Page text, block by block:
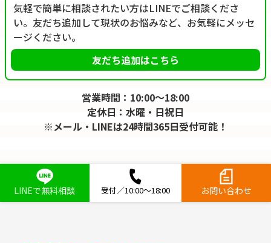
気軽で簡単に相談されたい方はLINEでご相談くださ
い。友だち追加して現状のお悩みなど、お気軽にメッセ
ージください。
友だち追加はこちら
営業時間：10:00～18:00
定休日：水曜・日祝日
※メール・LINEは24時間365日受付可能！
LINEで無料相談 受付／10:00～18:00 お問い合わせ